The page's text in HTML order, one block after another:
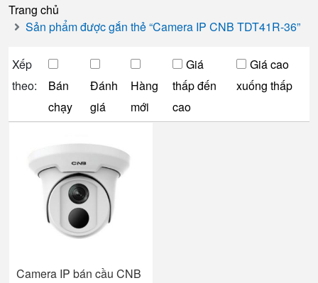
Trang chủ
Sản phẩm được gắn thẻ “Camera IP CNB TDT41R-36”
Xếp
theo:
Bán
chạy
Đánh
giá
Hàng
mới
Giá
thấp đến
cao
Giá cao
xuống thấp
Camera IP bán cầu CNB